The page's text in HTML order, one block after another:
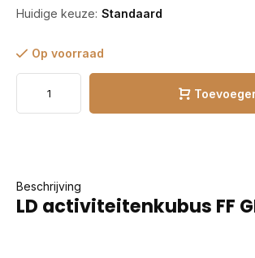
Huidige keuze: Standaard
Op voorraad
Beschrijving
LD activiteitenkubus FF